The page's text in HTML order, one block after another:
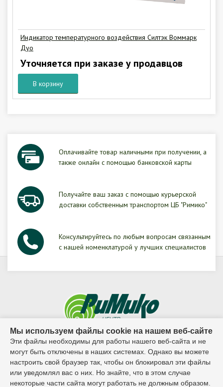
Индикатор температурного воздействия Силтэк Воммарк
Дуо
Уточняется при заказе у продавцов
В корзину
Оплачивайте товар наличными при получении, а
также онлайн с помощью банковской карты
Получайте ваш заказ с помощью курьерской
доставки собственным транспортом ЦБ "Римико"
Консультируйтесь по любым вопросам связанным
с нашей номенклатурой у лучших специалистов
© 1995г. - 2026г. ООО ЦБ "Римико"
Контактный телефон:
Мы используем файлы cookie на нашем веб-сайте
Эти файлы необходимы для работы нашего веб-сайта и не
могут быть отключены в наших системах. Однако вы можете
настроить свой браузер так, чтобы он блокировал эти файлы
или уведомлял вас о них. Но знайте, что в этом случае
некоторые части сайта могут работать не должным образом.